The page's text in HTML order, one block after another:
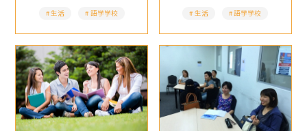
生活 語学学校 生活 語学学校